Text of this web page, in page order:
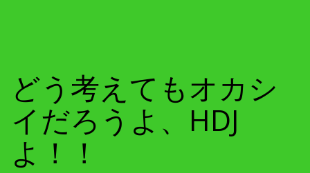
どう考えてもオカシ
イだろうよ、HDJ
よ！！